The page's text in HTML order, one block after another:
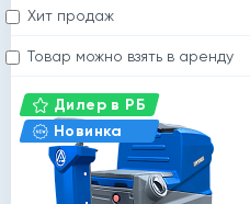
Хит продаж
Товар можно взять в аренду
Дилер в РБ
Новинка